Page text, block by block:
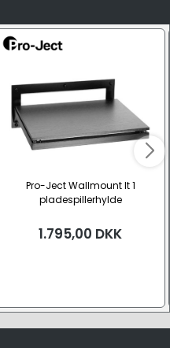
Pro-Ject Wallmount It 1
pladespillerhylde
1.795,00 DKK